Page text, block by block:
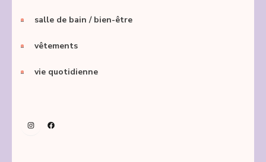
salle de bain / bien-être
vêtements
vie quotidienne
InstagramFacebook